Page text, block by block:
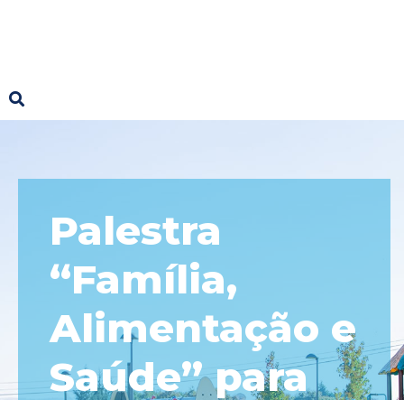
Palestra
“Família,
Alimentação e
Saúde” para